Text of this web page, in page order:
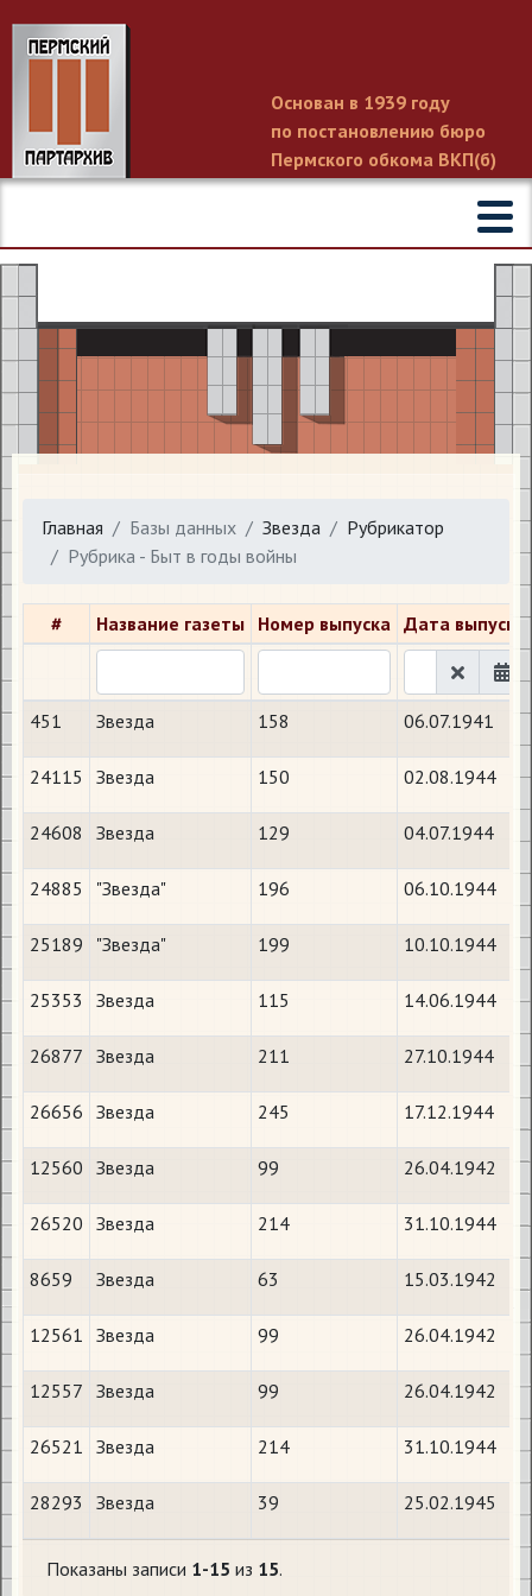
Основан в 1939 году
по постановлению бюро
Пермского обкома ВКП(б)
Главная Базы данных Звезда
Рубрикатор
Рубрика - Быт в годы войны
# Название газеты Номер выпуска Дата выпуска
451 Звезда 158 06.07.1941
24115 Звезда 150 02.08.1944
24608 Звезда 129 04.07.1944
24885 "Звезда" 196 06.10.1944
25189 "Звезда" 199 10.10.1944
25353 Звезда 115 14.06.1944
26877 Звезда 211 27.10.1944
26656 Звезда 245 17.12.1944
12560 Звезда 99 26.04.1942
26520 Звезда 214 31.10.1944
8659 Звезда 63 15.03.1942
12561 Звезда 99 26.04.1942
12557 Звезда 99 26.04.1942
26521 Звезда 214 31.10.1944
28293 Звезда 39 25.02.1945
Показаны записи 1-15 из 15.